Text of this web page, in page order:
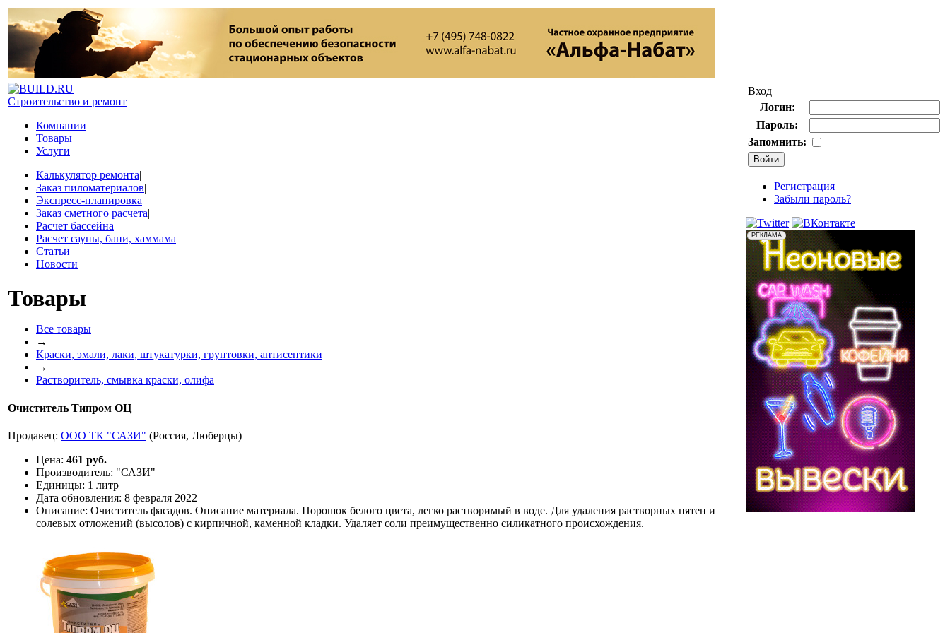
Строительство и ремонт
Компании
Товары
Услуги
Калькулятор ремонта|
Заказ пиломатериалов|
Экспресс-планировка|
Заказ сметного расчета|
Расчет бассейна|
Расчет сауны, бани, хаммама|
Статьи|
Новости
Товары
Все товары
→
Краски, эмали, лаки, штукатурки, грунтовки, антисептики
→
Растворитель, смывка краски, олифа
Очиститель Типром ОЦ
Продавец: ООО ТК "САЗИ" (Россия, Люберцы)
Цена: 461 руб.
Производитель: "САЗИ"
Единицы: 1 литр
Дата обновления: 8 февраля 2022
Описание: Очиститель фасадов. Описание материала. Порошок белого цвета, легко растворимый в воде. Для удаления растворных пятен и
солевых отложений (высолов) с кирпичной, каменной кладки. Удаляет соли преимущественно силикатного происхождения.
Вход
Логин:
Пароль:
Запомнить:
Регистрация
Забыли пароль?